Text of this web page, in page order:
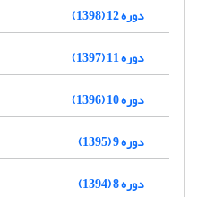
دوره 12 (1398)
دوره 11 (1397)
دوره 10 (1396)
دوره 9 (1395)
دوره 8 (1394)